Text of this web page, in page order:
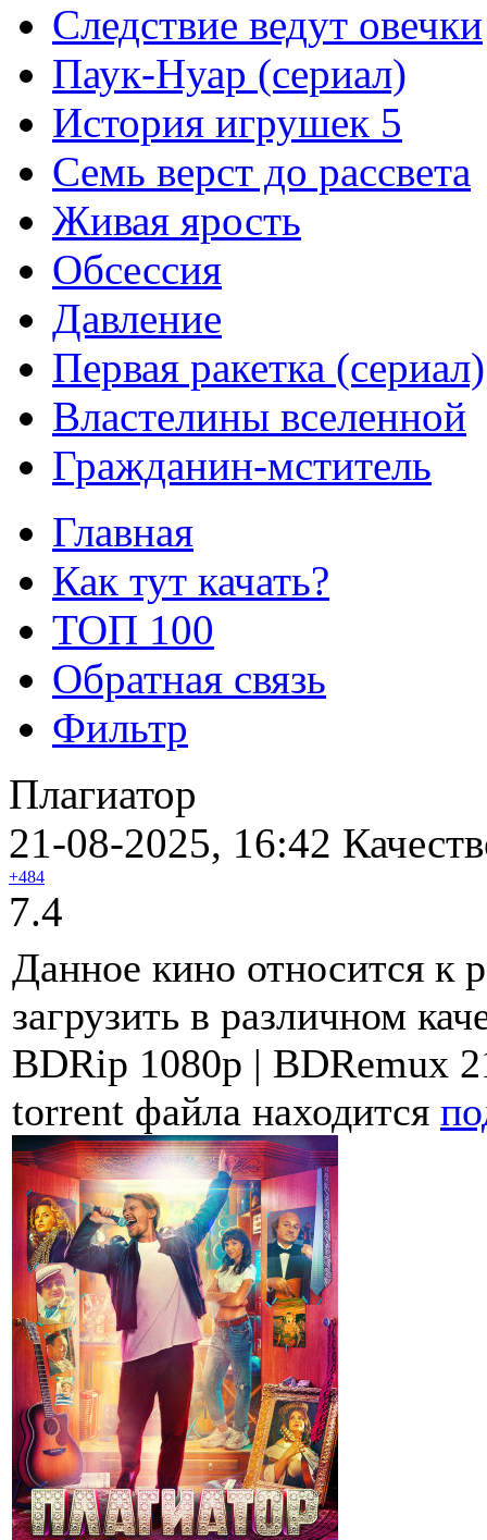
Следствие ведут овечки
Паук-Нуар (сериал)
История игрушек 5
Семь верст до рассвета
Живая ярость
Обсессия
Давление
Первая ракетка (сериал)
Властелины вселенной
Гражданин-мститель
Главная
Как тут качать?
ТОП 100
Обратная связь
Фильтр
Плагиатор
21-08-2025, 16:42
+484
7.4
Данное кино относится к
загрузить в различном
BDRip 1080p | BDRemux
torrent файла находится